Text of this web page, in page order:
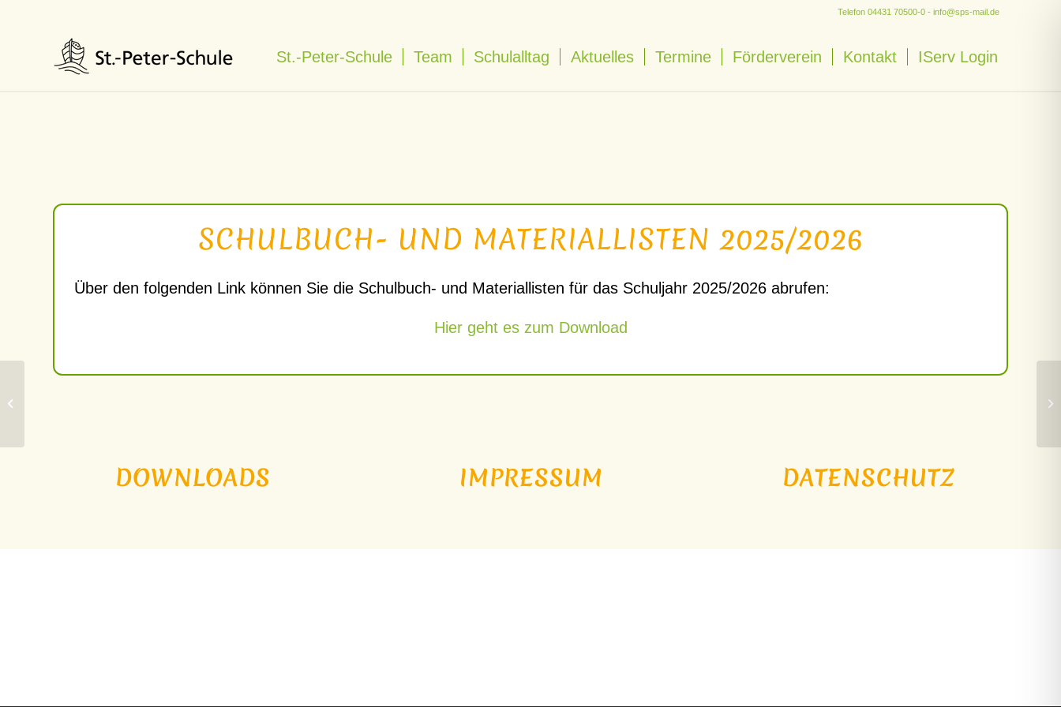
Telefon 04431 70500-0 - info@sps-mail.de
St.-Peter-Schule Team Schulalltag Aktuelles Termine Förderverein Kontakt IServ Login
SCHULBUCH- UND MATERIALLISTEN 2025/2026
Über den folgenden Link können Sie die Schulbuch- und Materiallisten für das Schuljahr 2025/2026 abrufen:
Hier geht es zum Download
DOWNLOADS IMPRESSUM DATENSCHUTZ